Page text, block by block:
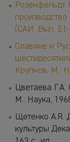
Розенфельдт
(САИ. Вып.
Славяне и
Крупнов. М.:
Цветаева
М.: Наука,
Щетенко А.Я.
культуры